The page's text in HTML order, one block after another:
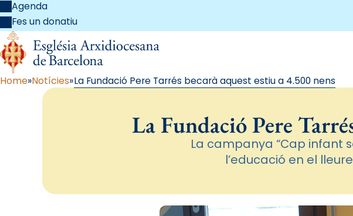
Agenda
Fes un donatiu
Home Notícies La Fundació Pere Tarrés becarà aquest estiu a 4.500 nens
La Fundació Pere
La campanya “Cap infant
l’educació en el